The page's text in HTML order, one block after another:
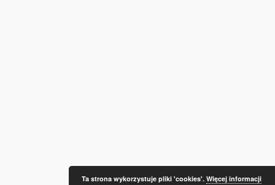
Ta strona wykorzystuje pliki 'cookies'. Więcej informacji